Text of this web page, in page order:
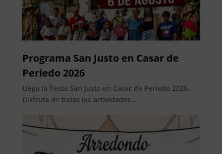
Programa San Justo en Casar de
Periedo 2026
Llega la fiesta San Justo en Casar de Periedo 2026.
Disfruta de todas las actividades...